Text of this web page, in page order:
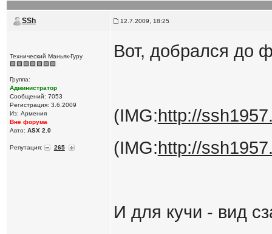
SSh 12.7.2009, 18:25
Технический Маньяк-Гуру
Группа:
Администратор
Сообщений: 7053
Регистрация: 3.6.2009
Из: Армения
Вне форума
Авто: ASX 2.0
Репутация: 265
Вот, добрался до
(IMG:http://
(IMG:http://
И для кучи - вид